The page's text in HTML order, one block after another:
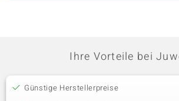
Ihre Vorteile bei
Günstige Herstellerpreise